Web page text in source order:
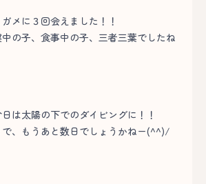
メに３回会えました！！
の子、食事中の子、三者三葉でしたね
は太陽の下でのダイビングに！！
、もうあと数日でしょうかねー(^^)/